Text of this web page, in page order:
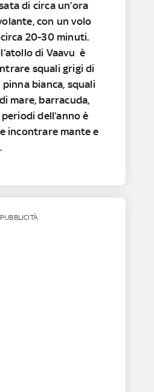
di circa un’ora
con un volo
20-30 minuti.
di Vaavu è
squali grigi di
bianca, squali
mare, barracuda,
dell’anno è
incontrare mante e
PUBBLICITÀ